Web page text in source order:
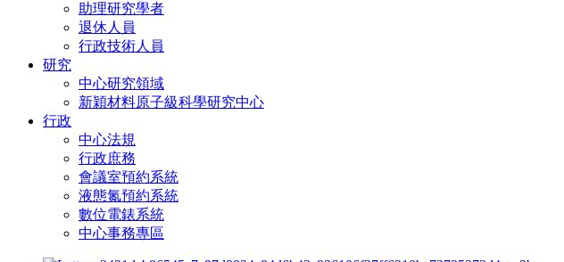
助理研究學者
退休人員
行政技術人員
研究
中心研究領域
新穎材料原子級科學研究中心
行政
中心法規
行政庶務
會議室預約系統
液態氮預約系統
數位電錶系統
中心事務專區